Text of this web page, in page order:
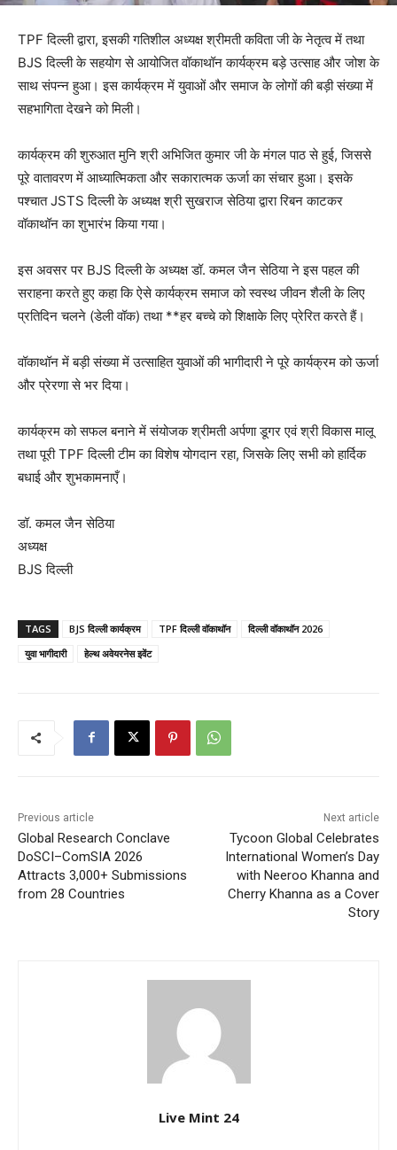
TPF दिल्ली द्वारा, इसकी गतिशील अध्यक्ष श्रीमती कविता जी के नेतृत्व में तथा
BJS दिल्ली के सहयोग से आयोजित वॉकाथॉन कार्यक्रम बड़े उत्साह और जोश के
साथ संपन्न हुआ। इस कार्यक्रम में युवाओं और समाज के लोगों की बड़ी संख्या में
सहभागिता देखने को मिली।
कार्यक्रम की शुरुआत मुनि श्री अभिजित कुमार जी के मंगल पाठ से हुई, जिससे
पूरे वातावरण में आध्यात्मिकता और सकारात्मक ऊर्जा का संचार हुआ। इसके
पश्चात JSTS दिल्ली के अध्यक्ष श्री सुखराज सेठिया द्वारा रिबन काटकर
वॉकाथॉन का शुभारंभ किया गया।
इस अवसर पर BJS दिल्ली के अध्यक्ष डॉ. कमल जैन सेठिया ने इस पहल की
सराहना करते हुए कहा कि ऐसे कार्यक्रम समाज को स्वस्थ जीवन शैली के लिए
प्रतिदिन चलने (डेली वॉक) तथा **हर बच्चे को शिक्षाके लिए प्रेरित करते हैं।
वॉकाथॉन में बड़ी संख्या में उत्साहित युवाओं की भागीदारी ने पूरे कार्यक्रम को ऊर्जा
और प्रेरणा से भर दिया।
कार्यक्रम को सफल बनाने में संयोजक श्रीमती अर्पणा डूगर एवं श्री विकास मालू
तथा पूरी TPF दिल्ली टीम का विशेष योगदान रहा, जिसके लिए सभी को हार्दिक
बधाई और शुभकामनाएँ।
डॉ. कमल जैन सेठिया
अध्यक्ष
BJS दिल्ली
TAGS BJS दिल्ली कार्यक्रम TPF दिल्ली वॉकाथॉन
दिल्ली वॉकाथॉन 2026
युवा भागीदारी
हेल्थ अवेयरनेस इवेंट
Previous article
Global Research Conclave
DoSCI–ComSIA 2026
Attracts 3,000+ Submissions
from 28 Countries
Next article
Tycoon Global Celebrates
International Women’s Day
with Neeroo Khanna and
Cherry Khanna as a Cover
Story
Live Mint 24